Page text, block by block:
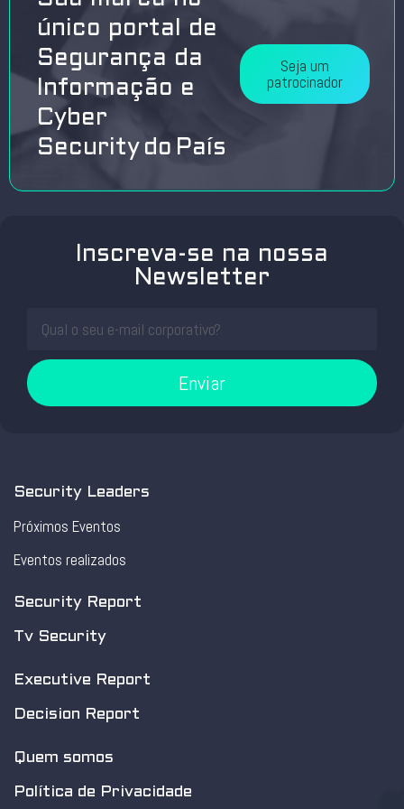
único portal de
Segurança da
Informação e
Cyber
Security do País
Seja um
patrocinador
Inscreva-se na nossa
Newsletter
Enviar
Security Leaders
Próximos Eventos
Eventos realizados
Security Report
Tv Security
Executive Report
Decision Report
Quem somos
Política de Privacidade